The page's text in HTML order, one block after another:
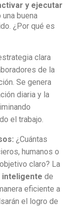
y ejecutar
buena
¿Por qué es
clara
de la
Se genera
diaria y la
el trabajo.
¿Cuántas
humanos o
claro? La
inteligente de
eficiente a
el logro de